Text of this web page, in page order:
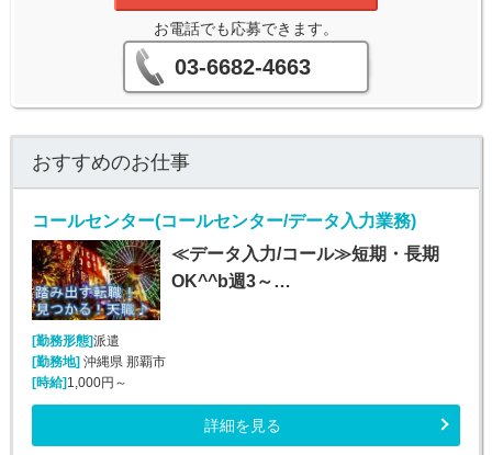
お電話でも応募できます。
03-6682-4663
おすすめのお仕事
コールセンター(コールセンター/データ入力業務)
≪データ入力/コール≫短期・長期
OK^^b週3～…
[勤務形態]派遣
[勤務地] 沖縄県 那覇市
[時給] 1,000円～
詳細を見る